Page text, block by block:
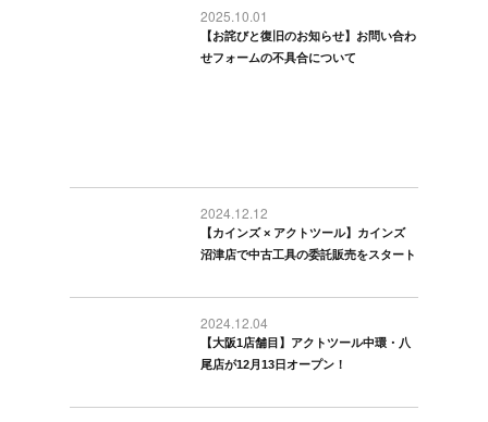
2025.10.01
【お詫びと復旧のお知らせ】お問い合わ
せフォームの不具合について
2024.12.12
【カインズ × アクトツール】カインズ
沼津店で中古工具の委託販売をスタート
2024.12.04
【大阪1店舗目】アクトツール中環・八
尾店が12月13日オープン！